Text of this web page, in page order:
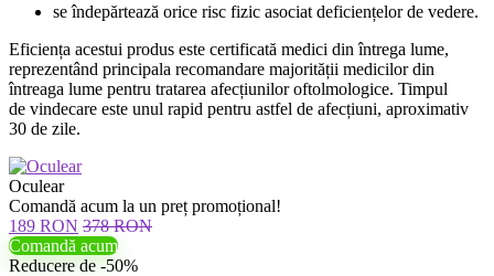
se îndepărtează orice risc fizic asociat deficiențelor de vedere.
Eficiența acestui produs este certificată medici din întrega lume,
reprezentând principala recomandare majorității medicilor din
întreaga lume pentru tratarea afecțiunilor oftolmologice. Timpul
de vindecare este unul rapid pentru astfel de afecțiuni, aproximativ
30 de zile.
Oculear
Comandă acum la un preț promoțional!
189 RON 378 RON
Comandă acum
Reducere de -50%